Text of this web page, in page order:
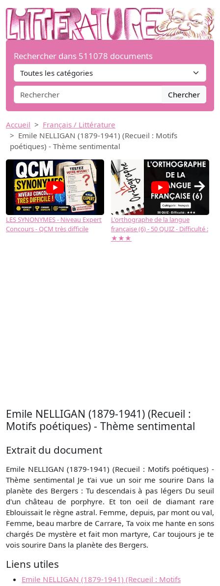
Rechercher dans 511078 documents
Chercher
Accueil
Français / Littérature
Emile NELLIGAN (1879-1941) (Recueil : Motifs
poétiques) - Thème sentimental
LES SYNONYMES - Niveau Expert
Concours - QCM très difficile
L'orthographe de la langue
française (6) - 50 QUIZ - Difficulté :
★★★
→
Emile NELLIGAN (1879-1941) (Recueil :
Motifs poétiques) - Thème sentimental
Extrait du document
Emile NELLIGAN (1879-1941) (Recueil : Motifs poétiques) -
Thème sentimental Je t'ai vue un soir me sourire Dans la
planète des Bergers : Tu descendais à pas légers Du seuil
d'un château de porphyre. Et ton oeil de diamant rare
Eblouissait le règne astral. Femme, depuis, par mont ou val,
Femme, beau marbre de Carrare, Ta voix me hante en sons
chargés De mystère et fait mon martyre, Car toujours je te
vois sourire Dans la planète des Bergers.
Liens utiles
Emile NELLIGAN (1879-1941) (Recueil : Motifs